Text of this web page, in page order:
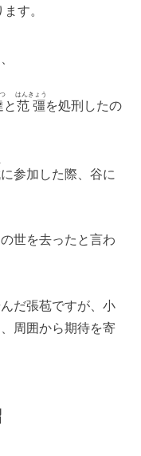
す。
と范彊
はんきょう
を処刑したの
に参加した際、谷に
世を去ったと言わ
だ張苞ですが、小
周囲から期待を寄